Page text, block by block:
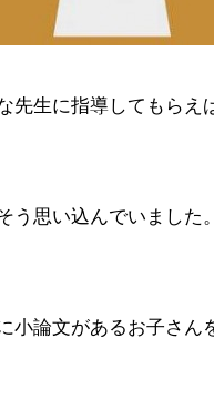
先生に指導してもらえ
う思い込んでいました。
小論文があるお子さん